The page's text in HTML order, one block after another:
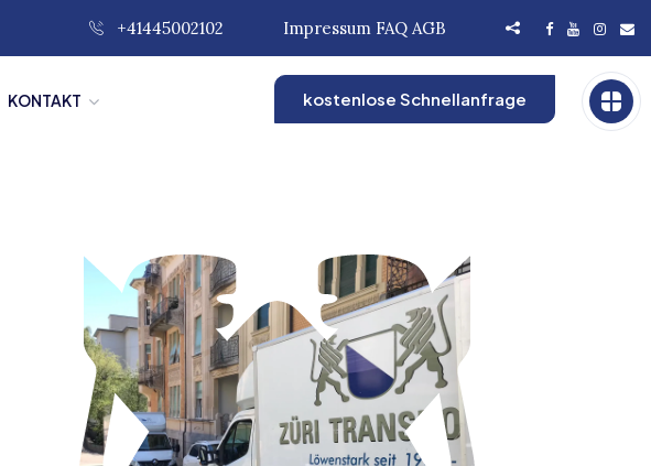
+41445002102 Impressum FAQ AGB
KONTAKT kostenlose Schnellanfrage